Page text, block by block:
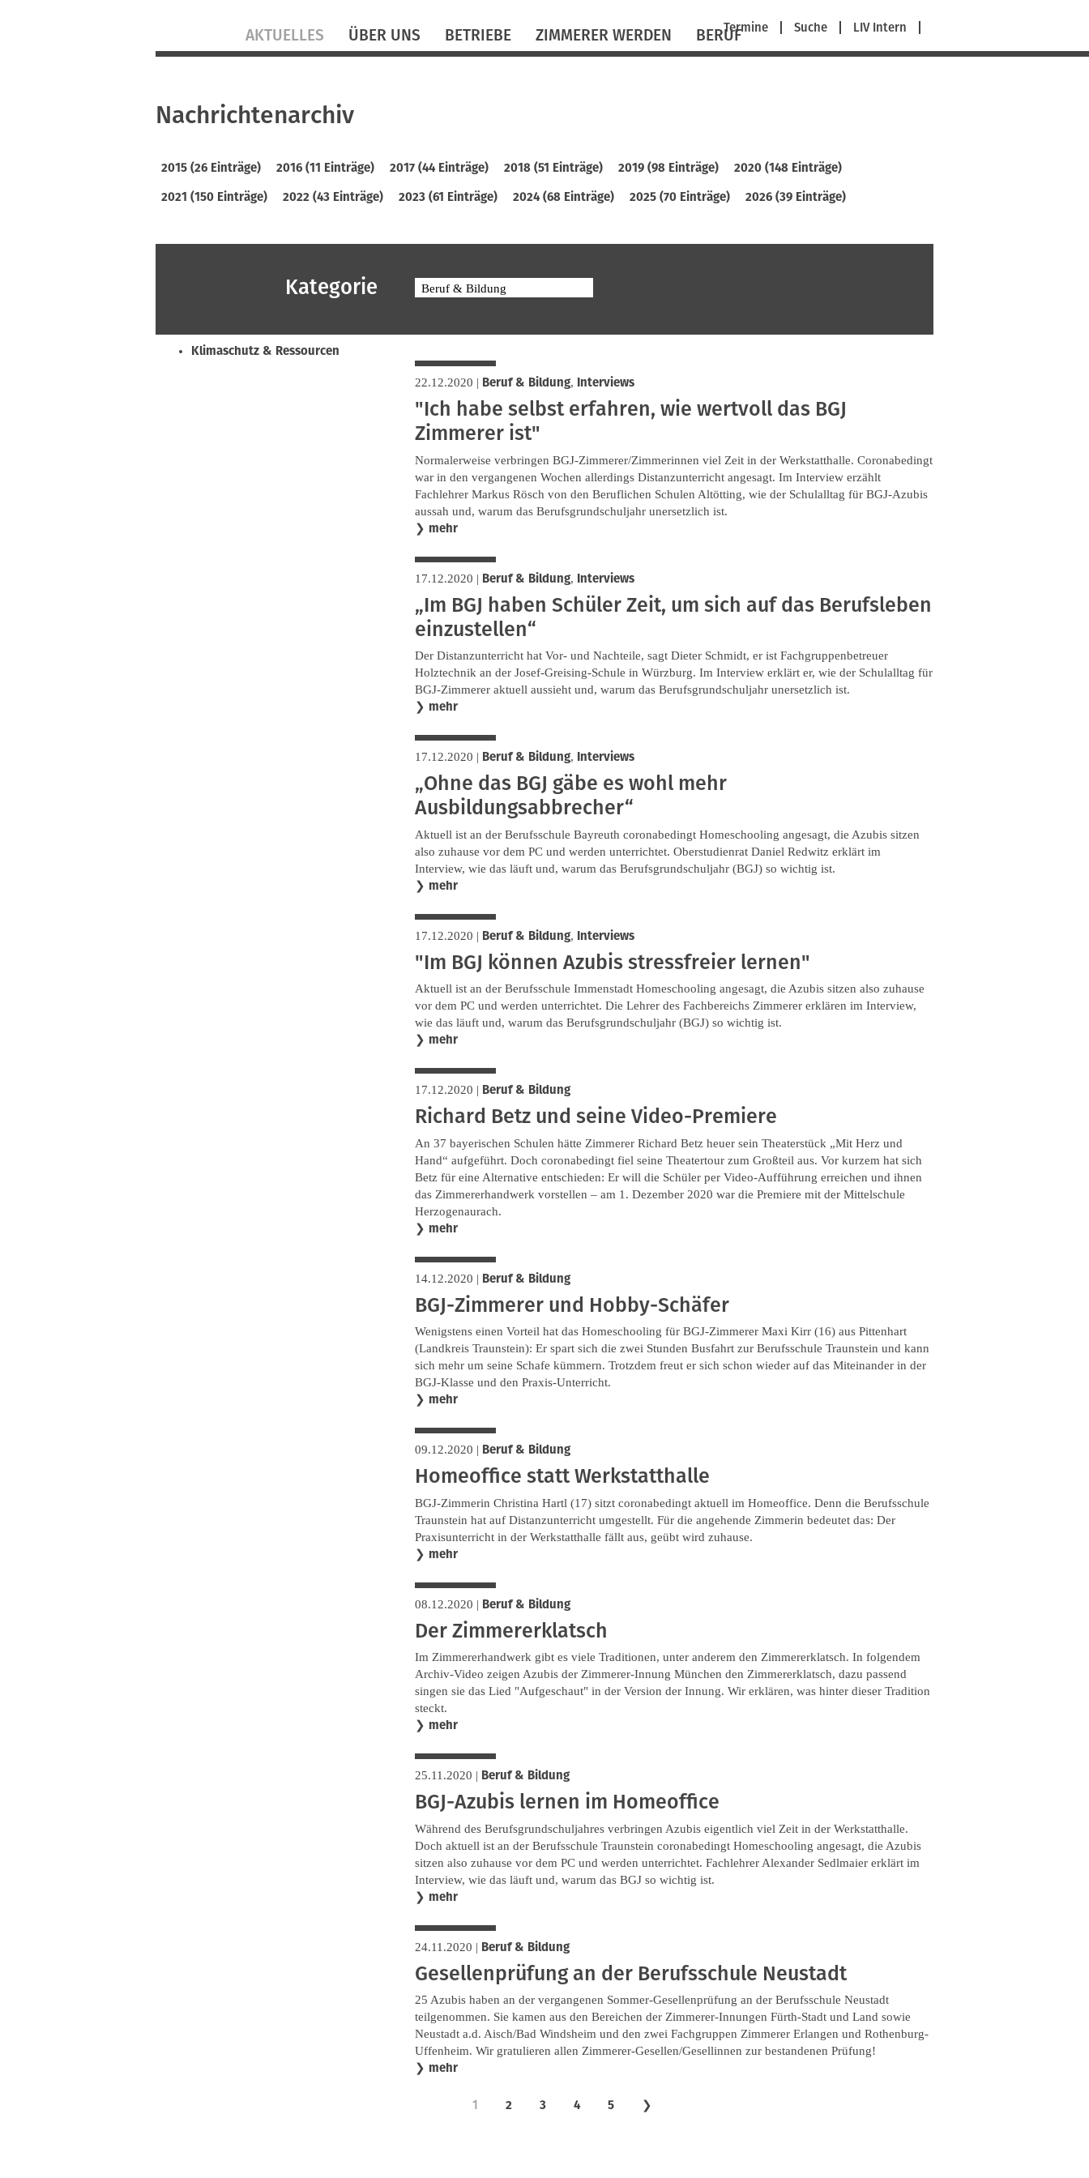
Navigation
überspringen
Termine Suche LIV Intern
überspringen
AKTUELLES ÜBER UNS BETRIEBE ZIMMERER WERDEN BERUF
Nachrichtenarchiv
2015 (26 Einträge) 2016 (11 Einträge) 2017 (44 Einträge) 2018 (51 Einträge) 2019 (98 Einträge)
2020 (148 Einträge)
2021 (150 Einträge)
2022 (43 Einträge) 2023 (61 Einträge) 2024 (68 Einträge) 2025 (70 Einträge) 2026 (39 Einträge)
Kategorie Beruf & Bildung
Klimaschutz & Ressourcen
22.12.2020 | Beruf & Bildung, Interviews
"Ich habe selbst erfahren, wie wertvoll das BGJ
Zimmerer ist"
Normalerweise verbringen BGJ-Zimmerer/Zimmerinnen viel Zeit in der Werkstatthalle. Coronabedingt
war in den vergangenen Wochen allerdings Distanzunterricht angesagt. Im Interview erzählt
Fachlehrer Markus Rösch von den Beruflichen Schulen Altötting, wie der Schulalltag für BGJ-Azubis
aussah und, warum das Berufsgrundschuljahr unersetzlich ist.
❯ mehr
17.12.2020 | Beruf & Bildung, Interviews
„Im BGJ haben Schüler Zeit, um sich auf das Berufsleben
einzustellen“
Der Distanzunterricht hat Vor- und Nachteile, sagt Dieter Schmidt, er ist Fachgruppenbetreuer
Holztechnik an der Josef-Greising-Schule in Würzburg. Im Interview erklärt er, wie der Schulalltag für
BGJ-Zimmerer aktuell aussieht und, warum das Berufsgrundschuljahr unersetzlich ist.
❯ mehr
17.12.2020 | Beruf & Bildung, Interviews
„Ohne das BGJ gäbe es wohl mehr
Ausbildungsabbrecher“
Aktuell ist an der Berufsschule Bayreuth coronabedingt Homeschooling angesagt, die Azubis sitzen
also zuhause vor dem PC und werden unterrichtet. Oberstudienrat Daniel Redwitz erklärt im
Interview, wie das läuft und, warum das Berufsgrundschuljahr (BGJ) so wichtig ist.
❯ mehr
17.12.2020 | Beruf & Bildung, Interviews
"Im BGJ können Azubis stressfreier lernen"
Aktuell ist an der Berufsschule Immenstadt Homeschooling angesagt, die Azubis sitzen also zuhause
vor dem PC und werden unterrichtet. Die Lehrer des Fachbereichs Zimmerer erklären im Interview,
wie das läuft und, warum das Berufsgrundschuljahr (BGJ) so wichtig ist.
❯ mehr
17.12.2020 | Beruf & Bildung
Richard Betz und seine Video-Premiere
An 37 bayerischen Schulen hätte Zimmerer Richard Betz heuer sein Theaterstück „Mit Herz und
Hand“ aufgeführt. Doch coronabedingt fiel seine Theatertour zum Großteil aus. Vor kurzem hat sich
Betz für eine Alternative entschieden: Er will die Schüler per Video-Aufführung erreichen und ihnen
das Zimmererhandwerk vorstellen – am 1. Dezember 2020 war die Premiere mit der Mittelschule
Herzogenaurach.
❯ mehr
14.12.2020 | Beruf & Bildung
BGJ-Zimmerer und Hobby-Schäfer
Wenigstens einen Vorteil hat das Homeschooling für BGJ-Zimmerer Maxi Kirr (16) aus Pittenhart
(Landkreis Traunstein): Er spart sich die zwei Stunden Busfahrt zur Berufsschule Traunstein und kann
sich mehr um seine Schafe kümmern. Trotzdem freut er sich schon wieder auf das Miteinander in der
BGJ-Klasse und den Praxis-Unterricht.
❯ mehr
09.12.2020 | Beruf & Bildung
Homeoffice statt Werkstatthalle
BGJ-Zimmerin Christina Hartl (17) sitzt coronabedingt aktuell im Homeoffice. Denn die Berufsschule
Traunstein hat auf Distanzunterricht umgestellt. Für die angehende Zimmerin bedeutet das: Der
Praxisunterricht in der Werkstatthalle fällt aus, geübt wird zuhause.
❯ mehr
08.12.2020 | Beruf & Bildung
Der Zimmererklatsch
Im Zimmererhandwerk gibt es viele Traditionen, unter anderem den Zimmererklatsch. In folgendem
Archiv-Video zeigen Azubis der Zimmerer-Innung München den Zimmererklatsch, dazu passend
singen sie das Lied "Aufgeschaut" in der Version der Innung. Wir erklären, was hinter dieser Tradition
steckt.
❯ mehr
25.11.2020 | Beruf & Bildung
BGJ-Azubis lernen im Homeoffice
Während des Berufsgrundschuljahres verbringen Azubis eigentlich viel Zeit in der Werkstatthalle.
Doch aktuell ist an der Berufsschule Traunstein coronabedingt Homeschooling angesagt, die Azubis
sitzen also zuhause vor dem PC und werden unterrichtet. Fachlehrer Alexander Sedlmaier erklärt im
Interview, wie das läuft und, warum das BGJ so wichtig ist.
❯ mehr
24.11.2020 | Beruf & Bildung
Gesellenprüfung an der Berufsschule Neustadt
25 Azubis haben an der vergangenen Sommer-Gesellenprüfung an der Berufsschule Neustadt
teilgenommen. Sie kamen aus den Bereichen der Zimmerer-Innungen Fürth-Stadt und Land sowie
Neustadt a.d. Aisch/Bad Windsheim und den zwei Fachgruppen Zimmerer Erlangen und Rothenburg-
Uffenheim. Wir gratulieren allen Zimmerer-Gesellen/Gesellinnen zur bestandenen Prüfung!
❯ mehr
1 2 3 4 5 ❯